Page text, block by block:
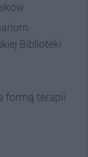
Biblioteki
formą terapii